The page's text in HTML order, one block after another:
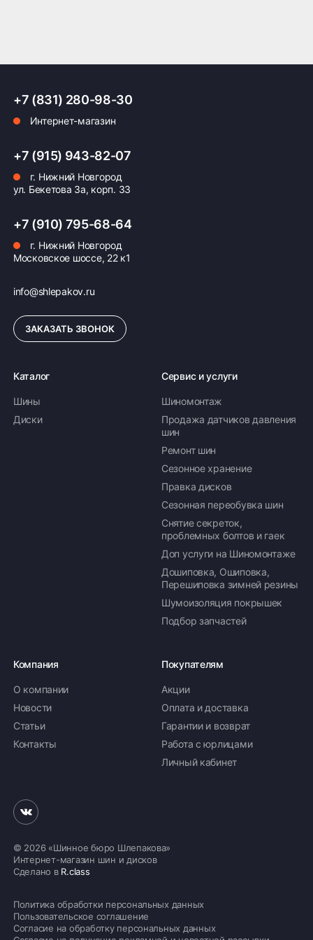
Оплата заказа
Возможна картой, наличными при получении,
формирование счёта для Юр.Лица
ПОДРОБНЕЕ ОБ ОПЛАТЕ
+7 (831) 280-98-30
Интернет-магазин
+7 (915) 943-82-07
г. Нижний Новгород
ул. Бекетова 3а, корп. 33
+7 (910) 795-68-64
г. Нижний Новгород
Московское шоссе, 22 к1
info@shlepakov.ru
ЗАКАЗАТЬ ЗВОНОК
Каталог
Шины
Диски
Сервис и услуги
Шиномонтаж
Продажа датчиков давления
шин
Ремонт шин
Сезонное хранение
Правка дисков
Сезонная переобувка шин
Снятие секреток,
проблемных болтов и гаек
Доп услуги на Шиномонтаже
Дошиповка, Ошиповка,
Перешиповка зимней резины
Шумоизоляция покрышек
Подбор запчастей
Компания
О компании
Новости
Статьи
Контакты
Покупателям
Акции
Оплата и доставка
Гарантии и возврат
Работа с юрлицами
Личный кабинет
© 2026 «Шинное бюро Шлепакова»
Интернет-магазин шин и дисков
Сделано в R.class
Политика обработки персональных данных
Пользовательское соглашение
Согласие на обработку персональных данных